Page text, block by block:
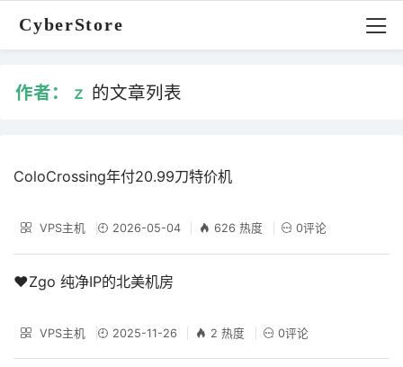
CyberStore
作者： z 的文章列表
ColoCrossing年付20.99刀特价机
VPS主机 2026-05-04 626 热度 0评论
❤️Zgo 纯净IP的北美机房
VPS主机 2025-11-26 2 热度 0评论